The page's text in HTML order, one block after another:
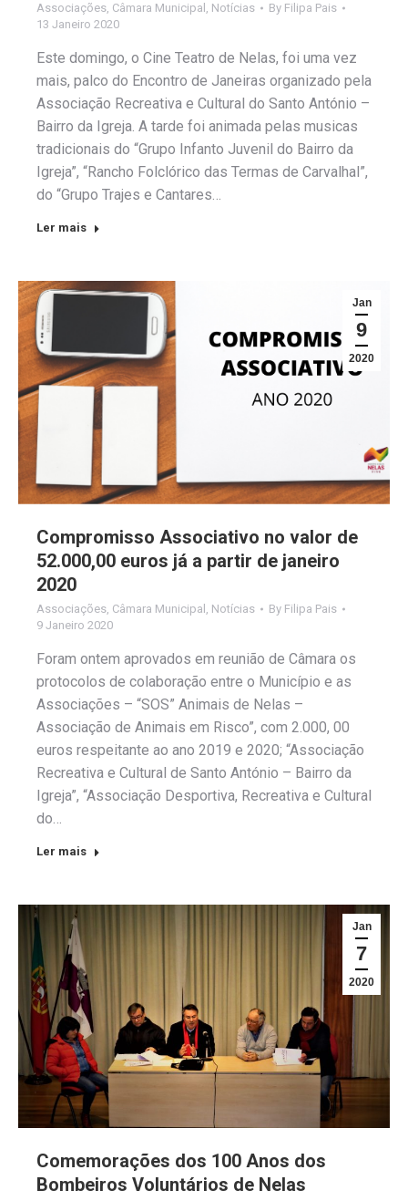
Associações, Câmara Municipal , Notícias By Filipa Pais
13 Janeiro 2020
Este domingo, o Cine Teatro de Nelas, foi uma vez
mais, palco do Encontro de Janeiras organizado pela
Associação Recreativa e Cultural do Santo António –
Bairro da Igreja. A tarde foi animada pelas musicas
tradicionais do “Grupo Infanto Juvenil do Bairro da
Igreja”, “Rancho Folclórico das Termas de Carvalhal”,
do “Grupo Trajes e Cantares…
Ler mais
Jan
9
2020
Compromisso Associativo no valor de
52.000,00 euros já a partir de janeiro
2020
Associações Câmara Municipal Notícias By Filipa Pais
9 Janeiro 2020
Foram ontem aprovados em reunião de Câmara os
protocolos de colaboração entre o Município e as
Associações – “SOS” Animais de Nelas –
Associação de Animais em Risco”, com 2.000, 00
euros respeitante ao ano 2019 e 2020; “Associação
Recreativa e Cultural de Santo António – Bairro da
Igreja”, “Associação Desportiva, Recreativa e Cultural
do…
Ler mais
Jan
7
2020
Comemorações dos 100 Anos dos
Bombeiros Voluntários de Nelas